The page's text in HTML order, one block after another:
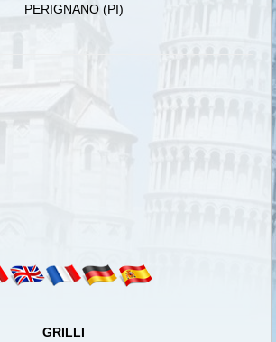
PERIGNANO (PI)
GRILLI